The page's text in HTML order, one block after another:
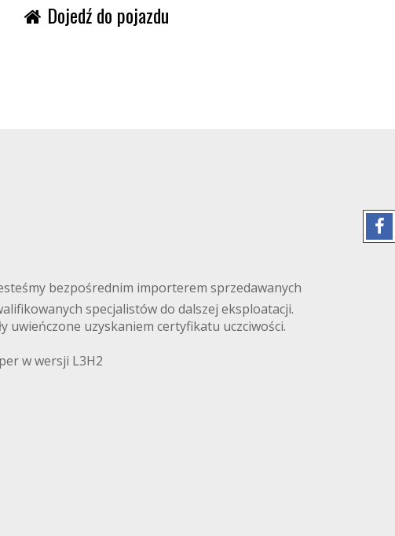
Dojedź do pojazdu
bezpośrednim importerem sprzedawanych
specjalistów do dalszej eksploatacji.
uwieńczone uzyskaniem certyfikatu uczciwości.
w wersji L3H2